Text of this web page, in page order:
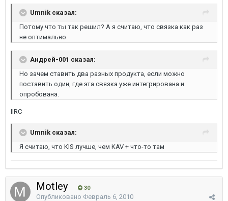
Umnik сказал:
Потому что ты так решил? А я считаю, что связка как раз
не оптимально.
Андрей-001 сказал:
Но зачем ставить два разных продукта, если можно
поставить один, где эта связка уже интегрирована и
опробована.
IIRC
Umnik сказал:
Я считаю, что KIS лучше, чем KAV + что-то там
Motley 30
Опубликовано Февраль 6, 2010